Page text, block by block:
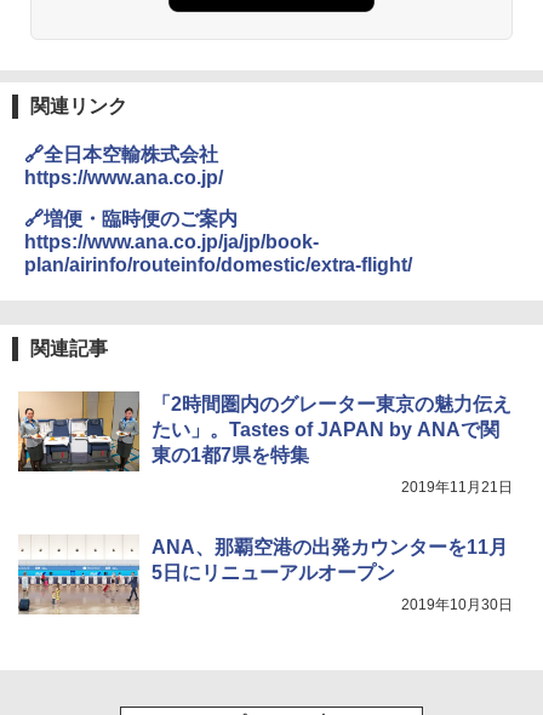
関連リンク
🔗全日本空輸株式会社
https://www.ana.co.jp/
🔗増便・臨時便のご案内
https://www.ana.co.jp/ja/jp/book-
plan/airinfo/routeinfo/domestic/extra-flight/
関連記事
「2時間圏内のグレーター東京の魅力伝え
たい」。Tastes of JAPAN by ANAで関
東の1都7県を特集
2019年11月21日
ANA、那覇空港の出発カウンターを11月
5日にリニューアルオープン
2019年10月30日